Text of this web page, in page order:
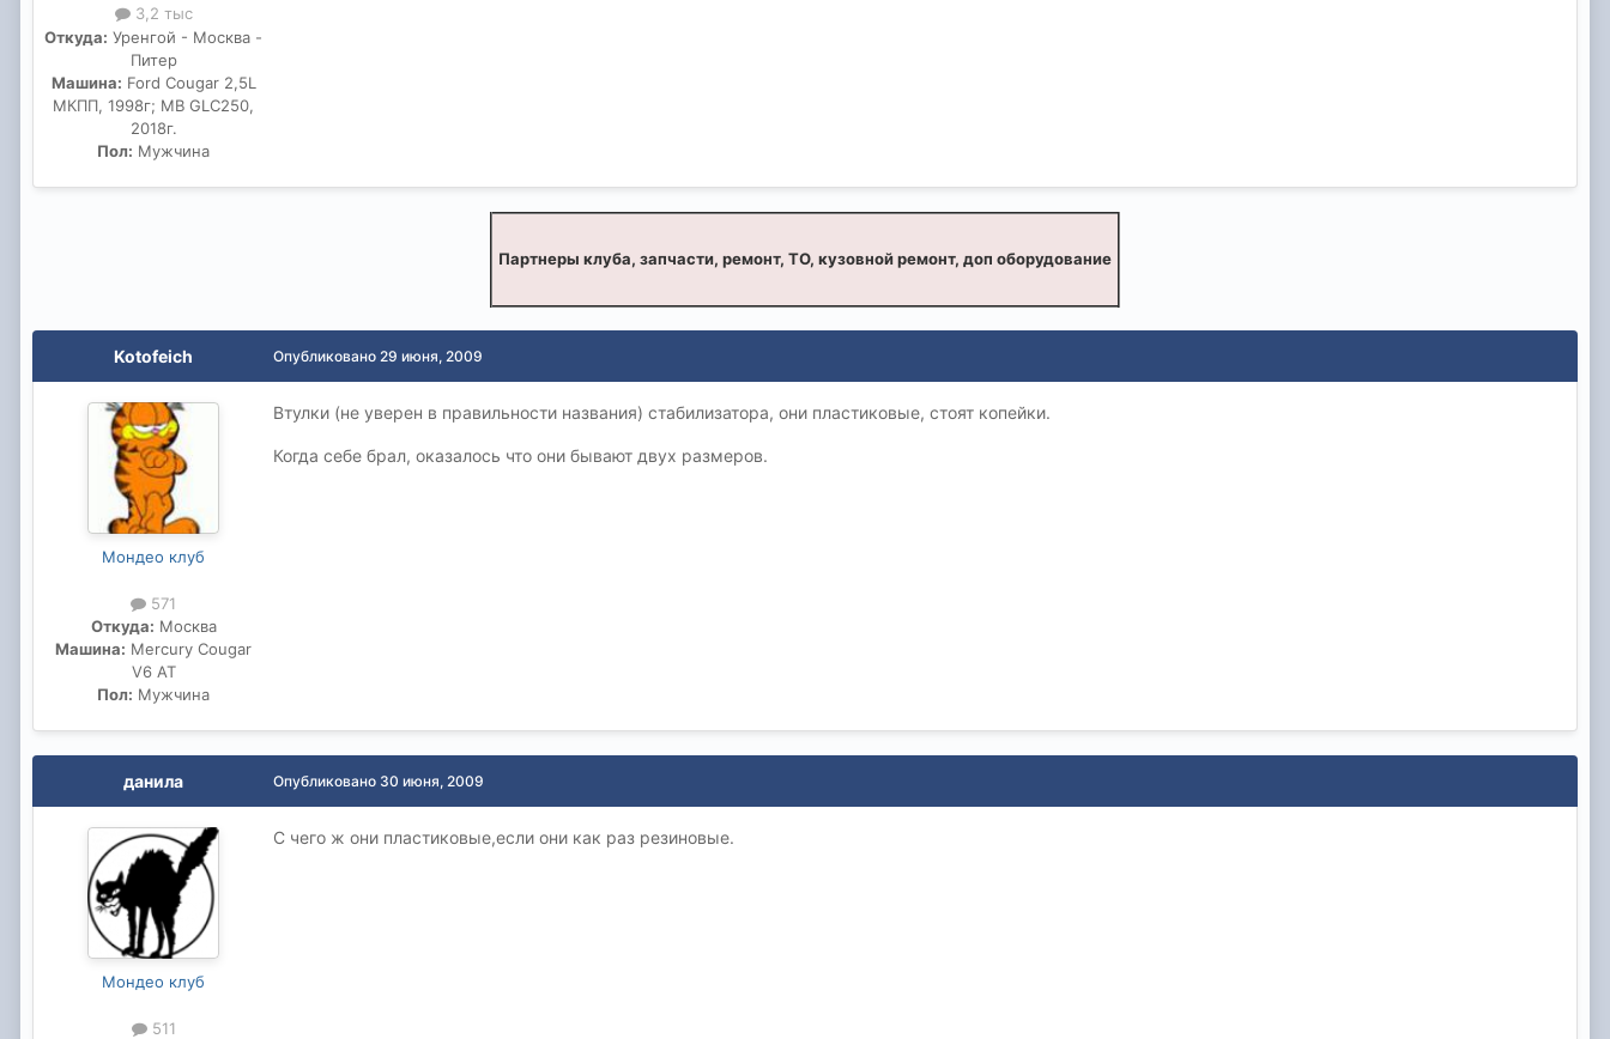
3,2 тыс
Откуда: Уренгой - Москва -
Питер
Машина: Ford Cougar 2,5L
МКПП, 1998г; MB GLC250,
2018г.
Пол: Мужчина
Партнеры клуба, запчасти, ремонт, ТО, кузовной ремонт, доп оборудование
Kotofeich
Мондео клуб
571
Откуда: Москва
Машина: Mercury Cougar
V6 AT
Пол: Мужчина
Опубликовано 29 июня, 2009
Втулки (не уверен в правильности названия) стабилизатора, они пластиковые, стоят копейки.
Когда себе брал, оказалось что они бывают двух размеров.
данила
Мондео клуб
511
Опубликовано 30 июня, 2009
С чего ж они пластиковые,если они как раз резиновые.